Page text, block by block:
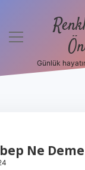
menüyü
Günlük
Ne